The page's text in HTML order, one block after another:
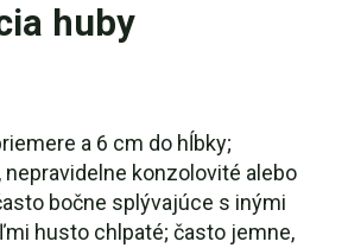
huby
a 6 cm do hĺbky;
nepravidelne konzolovité alebo
bočne splývajúce s inými
husto chlpaté; často jemne,